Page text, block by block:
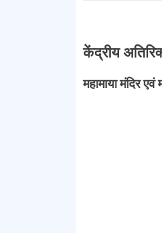
केंद्रीय
महामाया मंदिर